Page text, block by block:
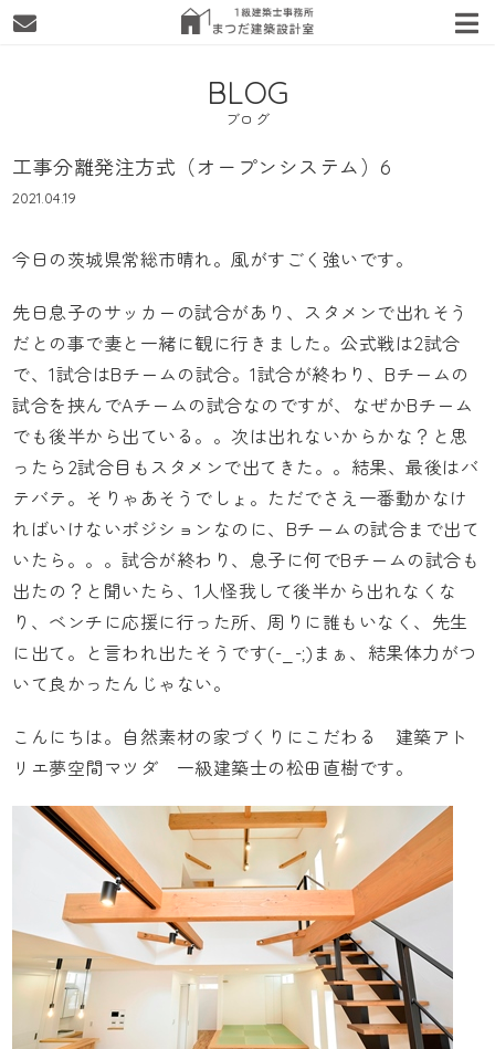
BLOG
ブログ
工事分離発注方式（オープンシステム）6
2021.04.19
今日の茨城県常総市晴れ。風がすごく強いです。
先日息子のサッカーの試合があり、スタメンで出れそう
だとの事で妻と一緒に観に行きました。公式戦は2試合
で、1試合はBチームの試合。1試合が終わり、Bチームの
試合を挟んでAチームの試合なのですが、なぜかBチーム
でも後半から出ている。。次は出れないからかな？と思
ったら2試合目もスタメンで出てきた。。結果、最後はバ
テバテ。そりゃあそうでしょ。ただでさえ一番動かなけ
ればいけないポジションなのに、Bチームの試合まで出て
いたら。。。試合が終わり、息子に何でBチームの試合も
出たの？と聞いたら、1人怪我して後半から出れなくな
り、ベンチに応援に行った所、周りに誰もいなく、先生
に出て。と言われ出たそうです(-_-;)まぁ、結果体力がつ
いて良かったんじゃない。
こんにちは。自然素材の家づくりにこだわる 建築アト
リエ夢空間マツダ 一級建築士の松田直樹です。